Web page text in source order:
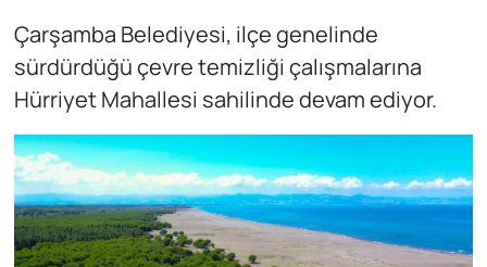
Çarşamba Belediyesi, ilçe genelinde
sürdürdüğü çevre temizliği çalışmalarına
Hürriyet Mahallesi sahilinde devam ediyor.
Web Tv
Yerel